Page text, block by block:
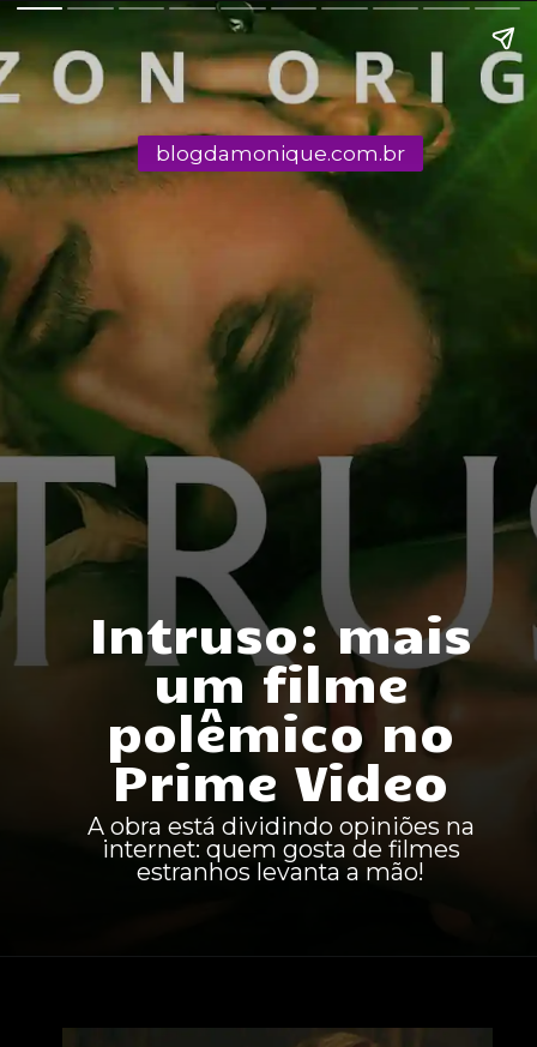
Intruso: mais
um filme
polêmico no
Prime Video
blogdamonique.com.br
A obra está dividindo opiniões na
internet: quem gosta de filmes
estranhos levanta a mão!